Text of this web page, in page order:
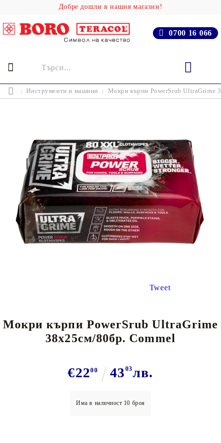
Добре дошли в нашия магазин!
0700 16 066
Инструменти и машини Мокри кърпи PowerSrub UltraGrime
Tweet
Мокри кърпи PowerSrub UltraGrime
38x25см/80бр. Commel
€2200 43 03лв.
Има в наличност 10 броя